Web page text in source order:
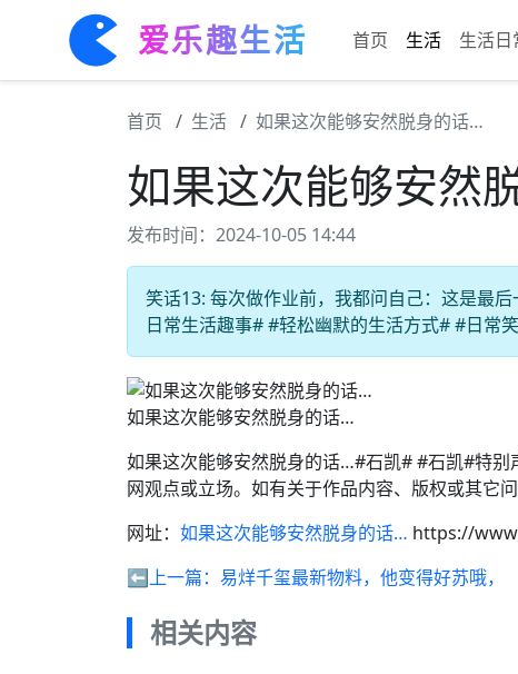
爱乐趣生活 首页 生活 生活日
首页 生活 如果这次能够安然脱身的话…
如果这次能够安然
发布时间：2024-10-05 14:44
笑话13: 每次做作业前，我都问自己：这是最
日常生活趣事# #轻松幽默的生活方式# #日常
如果这次能够安然脱身的话…
如果这次能够安然脱身的话…#石凯# #石凯#特
网观点或立场。如有关于作品内容、版权或其它
网址： 如果这次能够安然脱身的话… https://
⬅️上一篇： 易烊千玺最新物料，他变得好苏哦，
相关内容